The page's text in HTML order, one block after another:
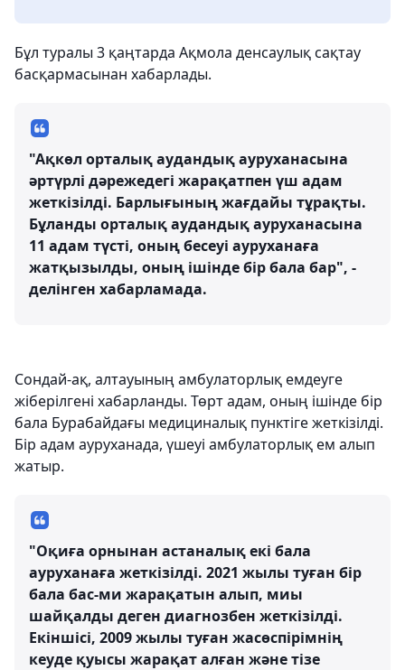
Бұл туралы 3 қаңтарда Ақмола денсаулық сақтау
басқармасынан хабарлады.
"Ақкөл орталық аудандық ауруханасына
әртүрлі дәрежедегі жарақатпен үш адам
жеткізілді. Барлығының жағдайы тұрақты.
Бұланды орталық аудандық ауруханасына
11 адам түсті, оның бесеуі ауруханаға
жатқызылды, оның ішінде бір бала бар", -
делінген хабарламада.
Сондай-ақ, алтауының амбулаторлық емдеуге
жіберілгені хабарланды. Төрт адам, оның ішінде бір
бала Бурабайдағы медициналық пунктіге жеткізілді.
Бір адам ауруханада, үшеуі амбулаторлық ем алып
жатыр.
"Оқиға орнынан астаналық екі бала
ауруханаға жеткізілді. 2021 жылы туған бір
бала бас-ми жарақатын алып, миы
шайқалды деген диагнозбен жеткізілді.
Екіншісі, 2009 жылы туған жасөспірімнің
кеуде қуысы жарақат алған және тізе